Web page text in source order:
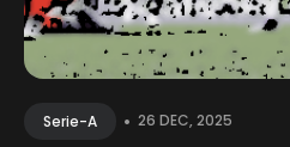
Serie-A • 26 DEC, 2025